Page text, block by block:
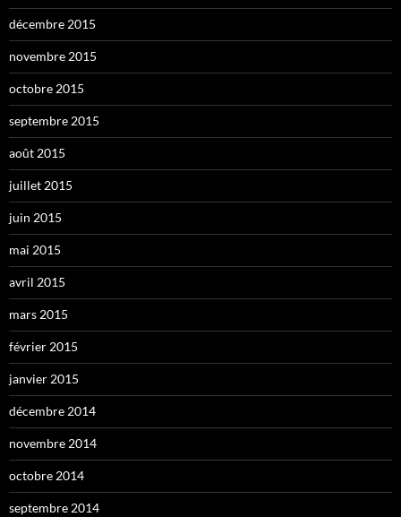
décembre 2015
novembre 2015
octobre 2015
septembre 2015
août 2015
juillet 2015
juin 2015
mai 2015
avril 2015
mars 2015
février 2015
janvier 2015
décembre 2014
novembre 2014
octobre 2014
septembre 2014